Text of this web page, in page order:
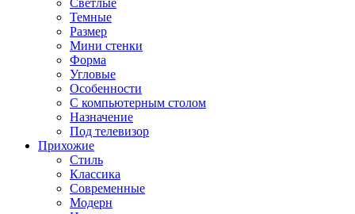
Светлые
Темные
Размер
Мини стенки
Форма
Угловые
Особенности
С компьютерным столом
Назначение
Под телевизор
Прихожие
Стиль
Классика
Современные
Модерн